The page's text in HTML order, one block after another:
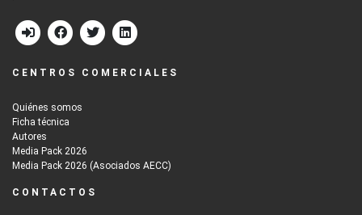
CENTROS COMERCIALES
Quiénes somos
Ficha técnica
Autores
Media Pack 2026
Media Pack 2026 (Asociados AECC)
CONTACTOS